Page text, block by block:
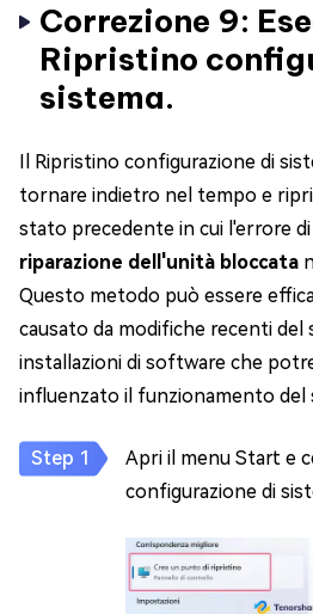
Correzione 9:
Ripristino
sistema.
Il Ripristino configurazione di
tornare indietro nel tempo e
stato precedente in cui l'errore di
riparazione dell'unità bloccata
Questo metodo può essere
causato da modifiche recenti del
installazioni di software che
influenzato il funzionamento del
Apri il menu Start e
configurazione di